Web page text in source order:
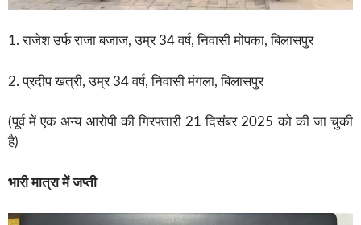
1. राजेश उर्फ राजा बजाज, उम्र 34 वर्ष, निवासी मोपका, बिलासपुर
2. प्रदीप खत्री, उम्र 34 वर्ष, निवासी मंगला, बिलासपुर
(पूर्व में एक अन्य आरोपी की गिरफ्तारी 21 दिसंबर 2025 को की जा चुकी
है)
भारी मात्रा में जप्ती